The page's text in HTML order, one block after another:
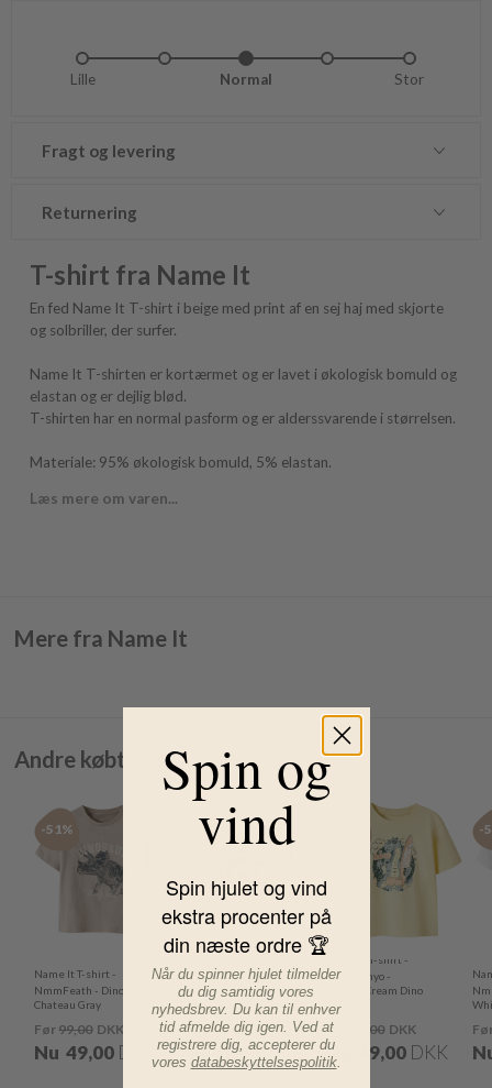
Lille Normal Stor
Fragt og levering
Returnering
T-shirt fra Name It
En fed Name It T-shirt i beige med print af en sej haj med skjorte
og solbriller, der surfer.
Name It T-shirten er kortærmet og er lavet i økologisk bomuld og
elastan og er dejlig blød.
T-shirten har en normal pasform og er alderssvarende i størrelsen.
Materiale: 95% økologisk bomuld, 5% elastan.
Læs mere om varen...
Mere fra Name It
Andre købte også
-51%
Name It T-shirt -
NmmFeath - Dino -
Chateau Gray
Før 99,00DKK
Nu49,00 DKK
-51%
NmmVanyo -
Chateau Gray
Monster Shark
Før99,00DKK
Nu49,00DKK
Name It T-shirt -
NmmVanyo -
Double Cream Dino
Surf
Før 99,00 DKK
Nu 49,00 DKK
-
Spin og
vind
Spin hjulet og vind
ekstra procenter på
din næste ordre 🏆
Når du spinner hjulet tilmelder
du dig samtidig vores
nyhedsbrev. Du kan til enhver
tid afmelde dig igen. Ved at
registrere dig, accepterer du
vores databeskyttelsespolitik.